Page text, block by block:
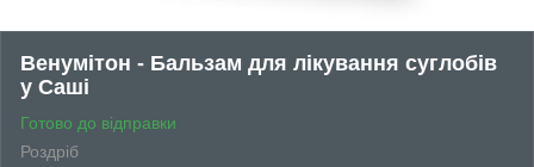
Венумітон - Бальзам для лікування суглобів
у Саші
Готово до відправки
Роздріб